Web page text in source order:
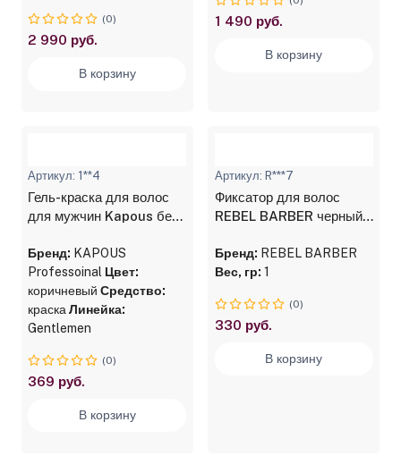
(0)
2 990 руб.
В корзину
1 490 руб.
В корзину
Артикул: 1**4
Гель-краска для волос
для мужчин Kapous без
блондин пепельный, 40
мл+40 мл
Бренд: KAPOUS
Professoinal Цвет:
коричневый Средство:
краска Линейка:
Gentlemen
(0)
369 руб.
В корзину
Артикул: R***7
Фиксатор для волос
REBEL BARBER черный
Бренд: REBEL BARBER
Вес, гр: 1
(0)
330 руб.
В корзину